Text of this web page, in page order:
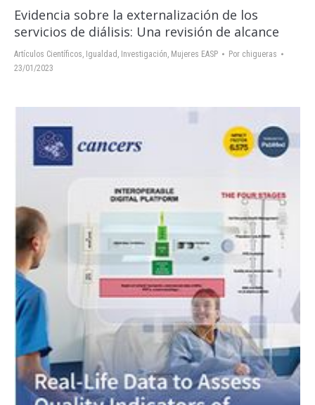
Evidencia sobre la externalización de los
servicios de diálisis: Una revisión de alcance
Artículos Científicos, Igualdad , Investigación, Mujeres EASP Por chigueras
23/01/2023